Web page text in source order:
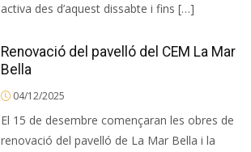
activa des d’aquest dissabte i fins […]
Renovació del pavelló del CEM La Mar
Bella
04/12/2025
El 15 de desembre començaran les obres de
renovació del pavelló de La Mar Bella i la